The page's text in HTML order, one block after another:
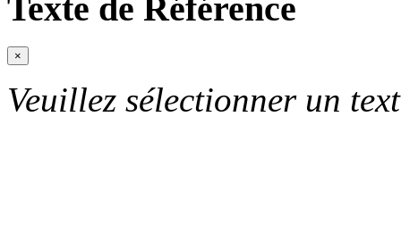
Texte de Référence
×
Veuillez sélectionner un